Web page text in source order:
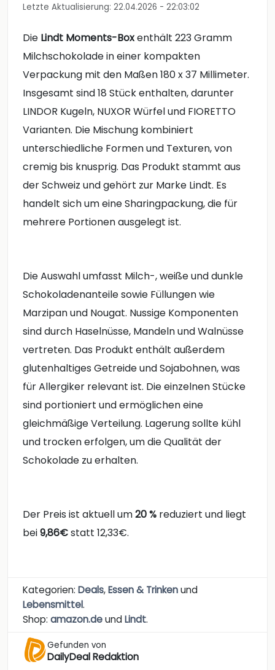
Letzte Aktualisierung: 22.04.2026 - 22:03:02
Die Lindt Moments-Boxenthält 223 Gramm
Milchschokolade in einer kompakten
Verpackung mit den Maßen 180 x 37 Millimeter.
Insgesamt sind 18 Stück enthalten, darunter
LINDOR Kugeln, NUXOR Würfel und FIORETTO
Varianten. Die Mischung kombiniert
unterschiedliche Formen und Texturen, von
cremig bis knusprig. Das Produkt stammt aus
der Schweiz und gehört zur Marke Lindt. Es
handelt sich um eine Sharingpackung, die für
mehrere Portionen ausgelegt ist.
Die Auswahl umfasst Milch-, weiße und dunkle
Schokoladenanteile sowie Füllungen wie
Marzipan und Nougat. Nussige Komponenten
sind durch Haselnüsse, Mandeln und Walnüsse
vertreten. Das Produkt enthält außerdem
glutenhaltiges Getreide und Sojabohnen, was
für Allergiker relevant ist. Die einzelnen Stücke
sind portioniert und ermöglichen eine
gleichmäßige Verteilung. Lagerung sollte kühl
und trocken erfolgen, um die Qualität der
Schokolade zu erhalten.
Der Preis ist aktuell um20 % reduziert und liegt
bei9,86€statt 12,33€.
Kategorien: Deals,Essen & Trinkenund
Lebensmittel.
Shop: amazon.deundLindt.
Gefunden von
DailyDeal Redaktion